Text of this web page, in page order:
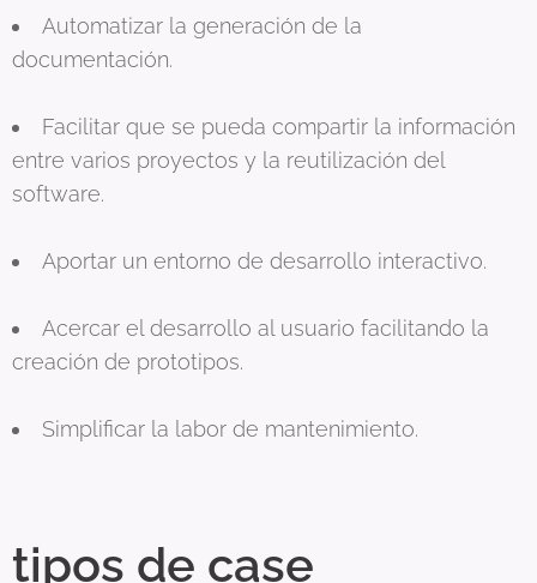
Automatizar la generación de la
documentación.
Facilitar que se pueda compartir la información
entre varios proyectos y la reutilización del
software.
Aportar un entorno de desarrollo interactivo.
Acercar el desarrollo al usuario facilitando la
creación de prototipos.
Simplificar la labor de mantenimiento.
tipos de case